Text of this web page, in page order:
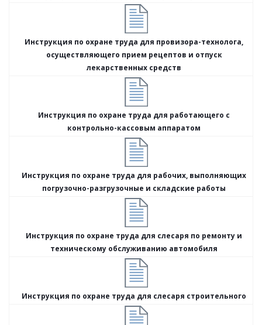
Инструкция по охране труда для провизора-технолога,
осуществляющего прием рецептов и отпуск
лекарственных средств
Инструкция по охране труда для работающего с
контрольно-кассовым аппаратом
Инструкция по охране труда для рабочих, выполняющих
погрузочно-разгрузочные и складские работы
Инструкция по охране труда для слесаря по ремонту и
техническому обслуживанию автомобиля
Инструкция по охране труда для слесаря строительного